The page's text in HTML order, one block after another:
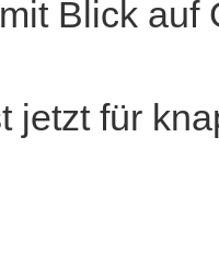
Blick auf
jetzt für